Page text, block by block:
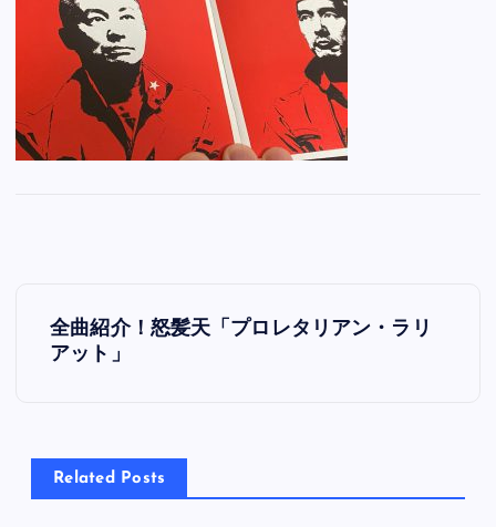
投
稿
ビ
全曲紹介！怒髪天「プロレタリアン・ラリ
アット」
Related Posts